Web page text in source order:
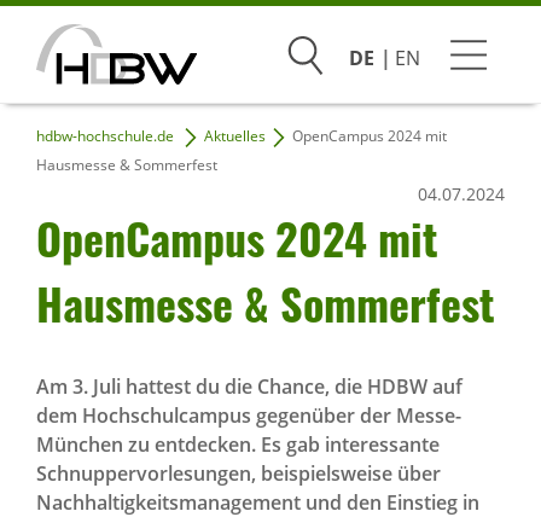
SuchenDE EN
Studium
Praxis & Unternehmen
Hochschule
Infoveranstaltungen
hdbw-hochschule.de Aktuelles
OpenCampus 2024 mit
Hausmesse & Sommerfest
Open­Campus 2024 mit
Haus­messe & Sommer­fest
04.07.2024
Am 3. Juli hattest du die Chance, die HDBW auf
dem Hochschulcampus gegenüber der Messe-
München zu entdecken. Es gab interessante
Schnuppervorlesungen, beispielsweise über
Nachhaltigkeitsmanagement und den Einstieg in